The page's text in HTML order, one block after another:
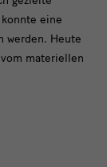
eine
werden. Heute
materiellen